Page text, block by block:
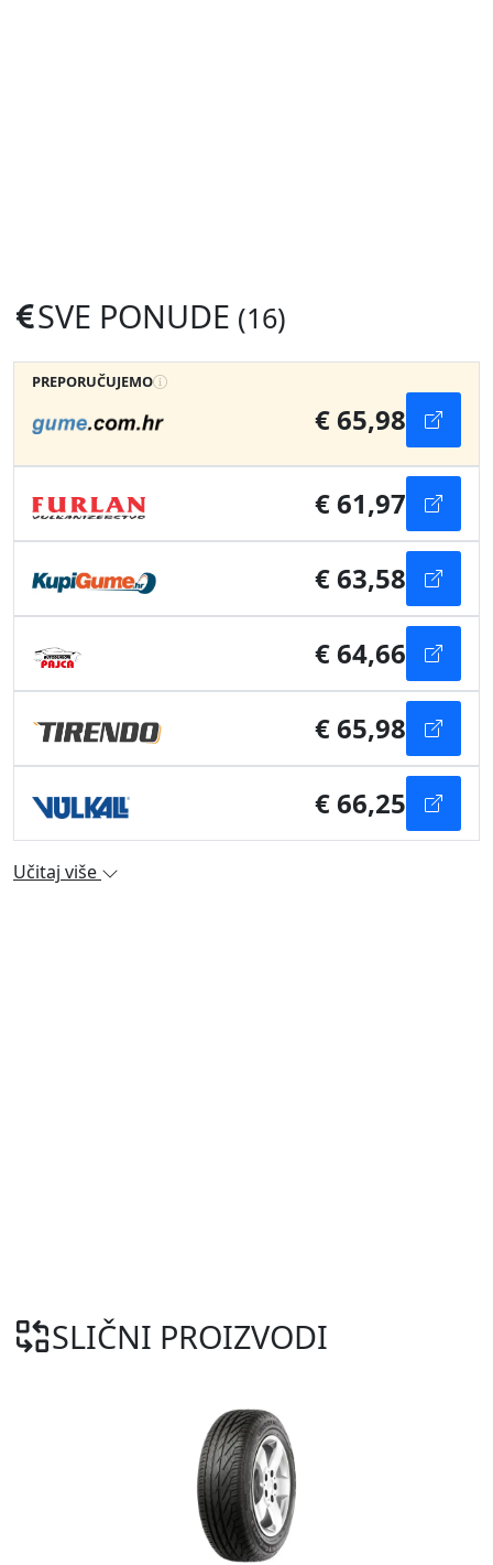
SVE PONUDE (16)
PREPORUČUJEMO
€ 65,98
€ 61,97
€ 63,58
€ 64,66
€ 65,98
€ 66,25
Učitaj više
SLIČNI PROIZVODI